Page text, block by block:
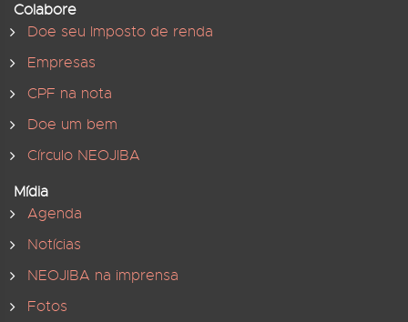
Colabore
Doe seu Imposto de renda
Empresas
CPF na nota
Doe um bem
Círculo NEOJIBA
Mídia
Agenda
Notícias
NEOJIBA na imprensa
Fotos